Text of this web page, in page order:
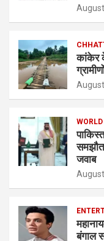
कांकेर
WORLD
जवाब
बंगाल